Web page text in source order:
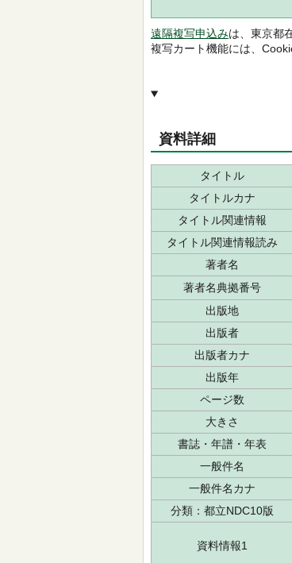
遠隔複写申込みは、東京都
複写カート機能には、
資料詳細
タイトル
タイトルカナ
タイトル関連情報
タイトル関連情報読み
著者名
著者名典拠番号
出版地
出版者
出版者カナ
出版年
ページ数
大きさ
書誌・年譜・年表
一般件名
一般件名カナ
分類：都立NDC10版
資料情報1